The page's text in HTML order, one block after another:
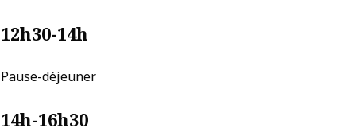
12h30-14h
Pause-déjeuner
14h-16h30